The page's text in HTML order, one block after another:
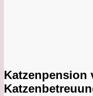
Katzenpension